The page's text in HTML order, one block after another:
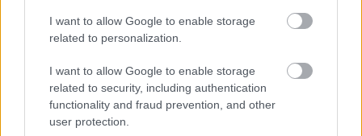
I want to allow Google to enable storage
related to personalization.
I want to allow Google to enable storage
related to security, including authentication
functionality and fraud prevention, and other
user protection.
Sisäinen laskenta
Talouskonsultointi (esim. tunnuslukujen
Ulkoinen laskenta
Yrityksen elinkaarenhallinta (esim. yrityksen
perustamispalvelut)